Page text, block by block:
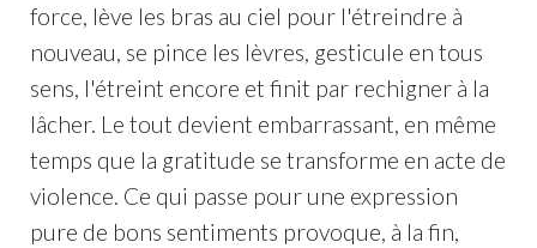
force, lève les bras au ciel pour l'étreindre à
nouveau, se pince les lèvres, gesticule en tous
sens, l'étreint encore et finit par rechigner à la
lâcher. Le tout devient embarrassant, en même
temps que la gratitude se transforme en acte de
violence. Ce qui passe pour une expression
pure de bons sentiments provoque, à la fin,